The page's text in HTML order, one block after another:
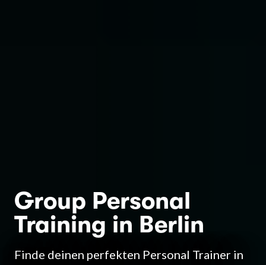
Group Personal
Training in Berlin
Finde deinen perfekten Personal Trainer in